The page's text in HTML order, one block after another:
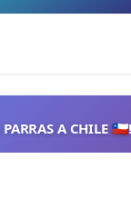
PARRAS A CHILE 🇨🇱!